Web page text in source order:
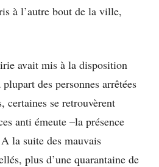
à l’autre bout de la ville,
avait mis à la disposition
des personnes arrêtées
certaines se retrouvèrent
anti émeute –la présence
la suite des mauvais
plus d’une quarantaine de